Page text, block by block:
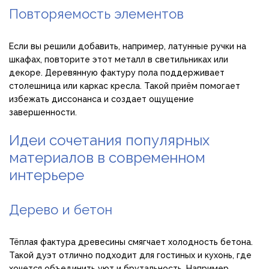
Повторяемость элементов
Если вы решили добавить, например, латунные ручки на
шкафах, повторите этот металл в светильниках или
декоре. Деревянную фактуру пола поддерживает
столешница или каркас кресла. Такой приём помогает
избежать диссонанса и создает ощущение
завершенности.
Идеи сочетания популярных
материалов в современном
интерьере
Дерево и бетон
Тёплая фактура древесины смягчает холодность бетона.
Такой дуэт отлично подходит для гостиных и кухонь, где